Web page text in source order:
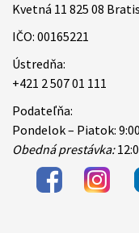
Kvetná 11 825 08
IČO: 00165221
Ústredňa:
+421 2 507 01 111
Podateľňa:
Pondelok – Piatok:
Obedná prestávka: